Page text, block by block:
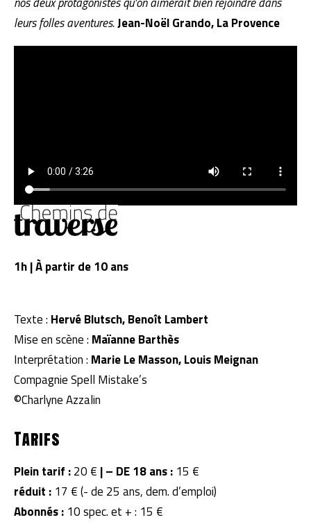
leurs folles aventures.Jean-Noël Grando, La Provence
1h | À partir de 10 ans
Texte : Hervé Blutsch, Benoît Lambert
Mise en scène : Maïanne Barthès
Interprétation : Marie Le Masson,Louis Meignan
Compagnie Spell Mistake’s
©Charlyne Azzalin
Tarifs
Plein tarif :20 € |– DE 18 ans : 15 €
réduit : 17 € (- de 25 ans, dem. d’emploi)
Abonnés : 10 spec. et + : 15 €